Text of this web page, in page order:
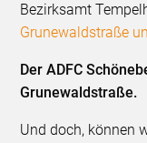
Bezirksamt
Grunewaldstraße
Der ADFC
Grunewaldstraße.
Und doch, können